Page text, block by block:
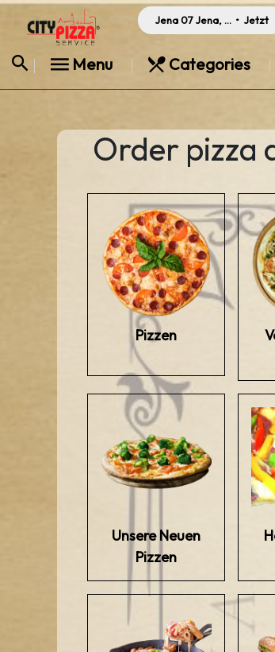
Jena 07 Jena, Germany
•Jetzt
Menu Categories
Order pizza
Pizzen
Unsere Neuen
Pizzen